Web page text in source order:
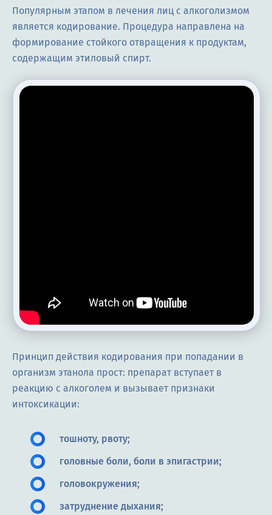
Популярным этапом в лечения лиц с алкоголизмом
является кодирование. Процедура направлена на
формирование стойкого отвращения к продуктам,
содержащим этиловый спирт.
Принцип действия кодирования при попадании в
организм этанола прост: препарат вступает в
реакцию с алкоголем и вызывает признаки
интоксикации:
тошноту, рвоту;
головные боли, боли в эпигастрии;
головокружения;
затруднение дыхания;